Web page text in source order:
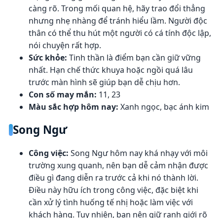
càng rõ. Trong mối quan hệ, hãy trao đổi thẳng
nhưng nhẹ nhàng để tránh hiểu lầm. Người độc
thân có thể thu hút một người có cá tính độc lập,
nói chuyện rất hợp.
Sức khỏe: Tinh thần là điểm bạn cần giữ vững
nhất. Hạn chế thức khuya hoặc ngồi quá lâu
trước màn hình sẽ giúp bạn dễ chịu hơn.
Con số may mắn: 11, 23
Màu sắc hợp hôm nay: Xanh ngọc, bạc ánh kim
Song Ngư
Công việc: Song Ngư hôm nay khá nhạy với môi
trường xung quanh, nên bạn dễ cảm nhận được
điều gì đang diễn ra trước cả khi nó thành lời.
Điều này hữu ích trong công việc, đặc biệt khi
cần xử lý tình huống tế nhị hoặc làm việc với
khách hàng. Tuy nhiên, bạn nên giữ ranh giới rõ